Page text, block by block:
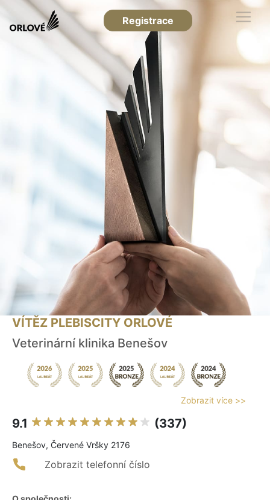
Registrace
VÍTĚZ PLEBISCITY ORLOVÉ
Veterinární klinika Benešov
Zobrazit více >>
9.1 (337)
Benešov, Červené Vršky 2176
Zobrazit telefonní číslo